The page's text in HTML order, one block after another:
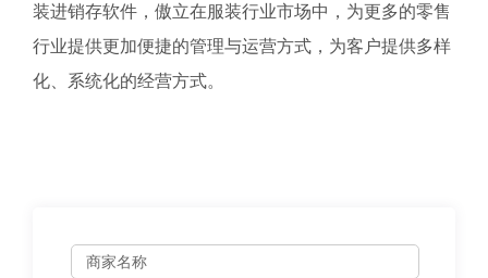
装进销存软件，傲立在服装行业市场中，为更多的零售
行业提供更加便捷的管理与运营方式，为客户提供多样
化、系统化的经营方式。